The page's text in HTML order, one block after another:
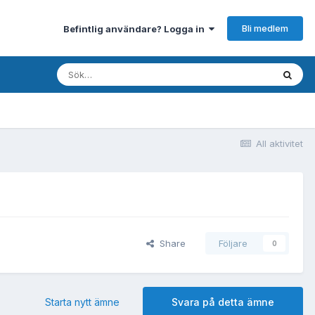
Befintlig användare? Logga in Bli medlem
All aktivitet
Share Följare 0
Svara på detta ämne
Starta nytt ämne